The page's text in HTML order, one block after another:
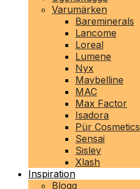
Varumärken
Bareminerals
Lancome
Loreal
Lumene
Nyx
Maybelline
MAC
Max Factor
Isadora
Pür Cosmetics
Sensai
Sisley
Xlash
Inspiration
Blogg